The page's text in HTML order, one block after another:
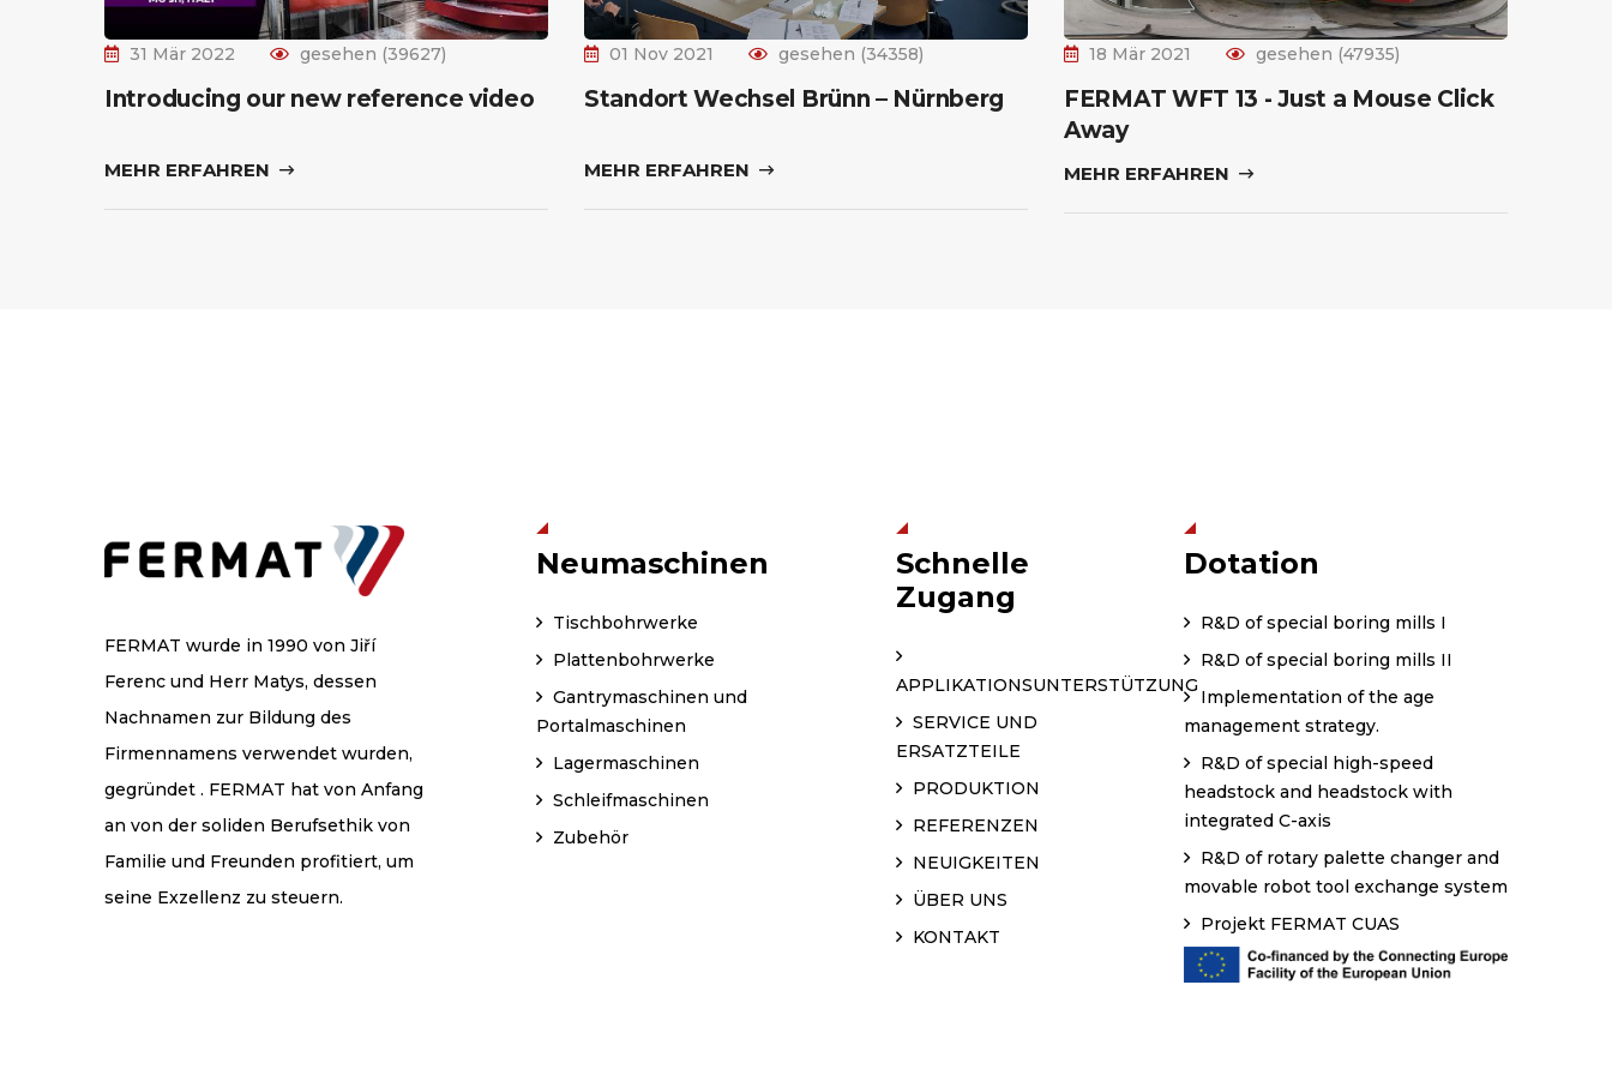
31 Mär 2022 gesehen (39627)
Introducing our new reference video
MEHR ERFAHREN
01 Nov 2021 gesehen (34358)
Standort Wechsel Brünn – Nürnberg
MEHR ERFAHREN
18 Mär 2021 gesehen (47935)
FERMAT WFT 13 - Just a Mouse Click
Away
MEHR ERFAHREN
FERMAT wurde in 1990 von Jiří
Ferenc und Herr Matys, dessen
Nachnamen zur Bildung des
Firmennamens verwendet wurden,
gegründet . FERMAT hat von Anfang
an von der soliden Berufsethik von
Familie und Freunden profitiert, um
seine Exzellenz zu steuern.
Neumaschinen
Tischbohrwerke
Plattenbohrwerke
Gantrymaschinen und
Portalmaschinen
Lagermaschinen
Schleifmaschinen
Zubehör
Schnelle
Zugang
APPLIKATIONSUNTERSTÜTZUNG
SERVICE UND
ERSATZTEILE
PRODUKTION
REFERENZEN
NEUIGKEITEN
ÜBER UNS
KONTAKT
Dotation
R&D of special boring mills I
R&D of special boring mills II
Implementation of the age
management strategy.
R&D of special high-speed
headstock and headstock with
integrated C-axis
R&D of rotary palette changer and
movable robot tool exchange system
Projekt FERMAT CUAS